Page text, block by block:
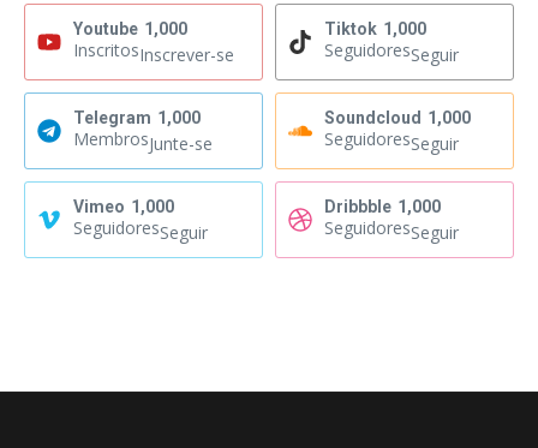
Youtube 1,000
InscritosInscrever-se
Tiktok 1,000
SeguidoresSeguir
Telegram 1,000
MembrosJunte-se
Soundcloud 1,000
SeguidoresSeguir
Vimeo 1,000
SeguidoresSeguir
Dribbble 1,000
SeguidoresSeguir